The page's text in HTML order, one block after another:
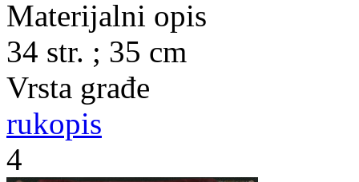
Materijalni opis
34 str. ; 35 cm
Vrsta građe
rukopis
4